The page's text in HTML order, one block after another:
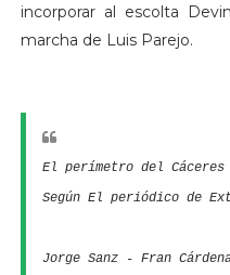
incorporar al escolta
marcha de Luis Parejo.
El perímetro del Cáceres
Según El periódico de
Jorge Sanz - Fran